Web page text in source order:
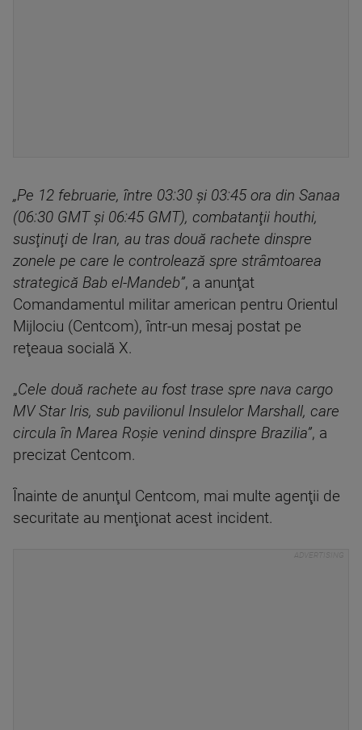
„Pe 12 februarie, între 03:30 şi 03:45 ora din Sanaa
(06:30 GMT şi 06:45 GMT), combatanţii houthi,
susţinuţi de Iran, au tras două rachete dinspre
zonele pe care le controlează spre strâmtoarea
strategică Bab el-Mandeb”, a anunţat
Comandamentul militar american pentru Orientul
Mijlociu (Centcom), într-un mesaj postat pe
reţeaua socială X.
„Cele două rachete au fost trase spre nava cargo
MV Star Iris, sub pavilionul Insulelor Marshall, care
circula în Marea Roşie venind dinspre Brazilia”, a
precizat Centcom.
Înainte de anunţul Centcom, mai multe agenţii de
securitate au menţionat acest incident.